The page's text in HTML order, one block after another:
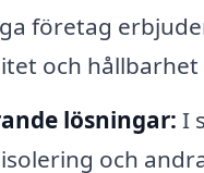
företag
och
lösningar: I
och